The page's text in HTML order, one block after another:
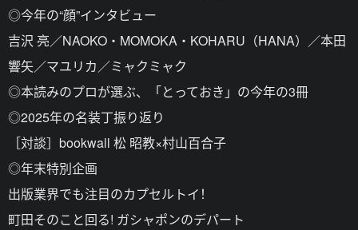
◎今年の“顔”インタビュー
吉沢 亮／NAOKO・MOMOKA・KOHARU（HANA）／本田
響矢／マユリカ／ミャクミャク
◎本読みのプロが選ぶ、「とっておき」の今年の3冊
◎2025年の名装丁振り返り
［対談］bookwall 松 昭教×村山百合子
◎年末特別企画
出版業界でも注目のカプセルトイ！
町田そのこと回る! ガシャポンのデパート